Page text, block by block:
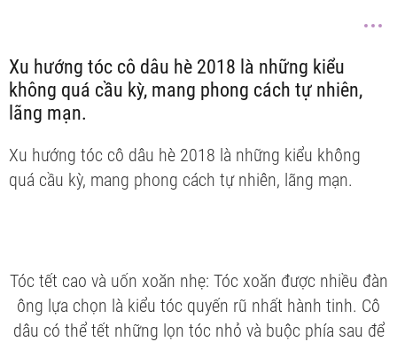
Xu hướng tóc cô dâu hè 2018 là những kiểu
không quá cầu kỳ, mang phong cách tự nhiên,
lãng mạn.
Xu hướng tóc cô dâu hè 2018 là những kiểu không
quá cầu kỳ, mang phong cách tự nhiên, lãng mạn.
Tóc tết cao và uốn xoăn nhẹ: Tóc xoăn được nhiều đàn
ông lựa chọn là kiểu tóc quyến rũ nhất hành tinh. Cô
dâu có thể tết những lọn tóc nhỏ và buộc phía sau để